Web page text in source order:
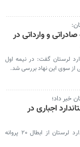
صادراتی و وارداتی در
لرستان گفت: در نیمه اول
خبر داد؛
استاندارد اجباری در
خرم‌آباد- مدیرکل استاندارد لرستان از ابطال ۲۰ پروانه